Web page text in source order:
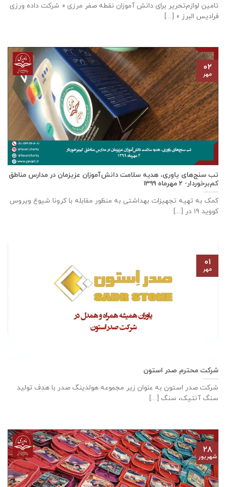
تامين لوازم‌تحرير برای دانش آموزان نقطه صفر مرزی « شرکت داده ورزی
فراديس البرز » [...]
تب سنج‌های یاوری، هدیه سلامت دانش‌آموزان عزیزمان در مدارس مناطق
کم‌برخوردار- ۲ مهرماه ۱۳۹۹
کمک به تهیه تجهیزات بهداشتی به منظور مقابله با کرونا شیوع ویروس
کووید ۱۹ در [...]
۰۲
مهر
شرکت محترم صدر استون
شرکت صدر استون به عنوان زیر مجموعه هولدینگ صدر با هدف تولید
سنگ آنتیک، سنگ [...]
۰۱
مهر
۲۸
شهریور